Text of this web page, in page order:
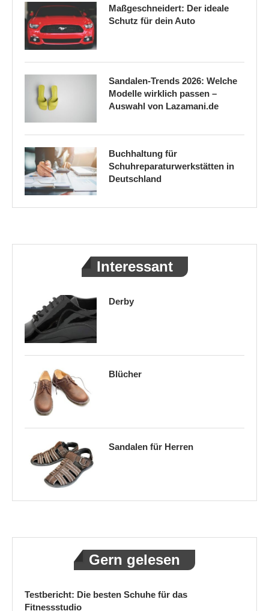
Maßgeschneidert: Der ideale
Schutz für dein Auto
Sandalen-Trends 2026: Welche
Modelle wirklich passen –
Auswahl von Lazamani.de
Buchhaltung für
Schuhreparaturwerkstätten in
Deutschland
Interessant
Derby
Blücher
Sandalen für Herren
Gern gelesen
Testbericht: Die besten Schuhe für das
Fitnessstudio